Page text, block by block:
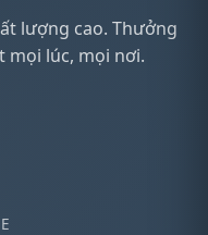
lượng cao. Thưởng
mọi lúc, mọi nơi.